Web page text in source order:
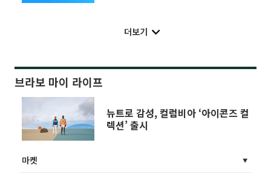
더보기
브라보 마이 라이프
뉴트로 감성, 컬럼비아 ‘아이콘즈 컬
렉션’ 출시
마켓